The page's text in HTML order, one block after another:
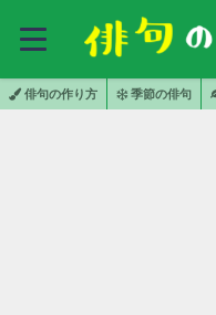
俳句の作り方 季節の俳句